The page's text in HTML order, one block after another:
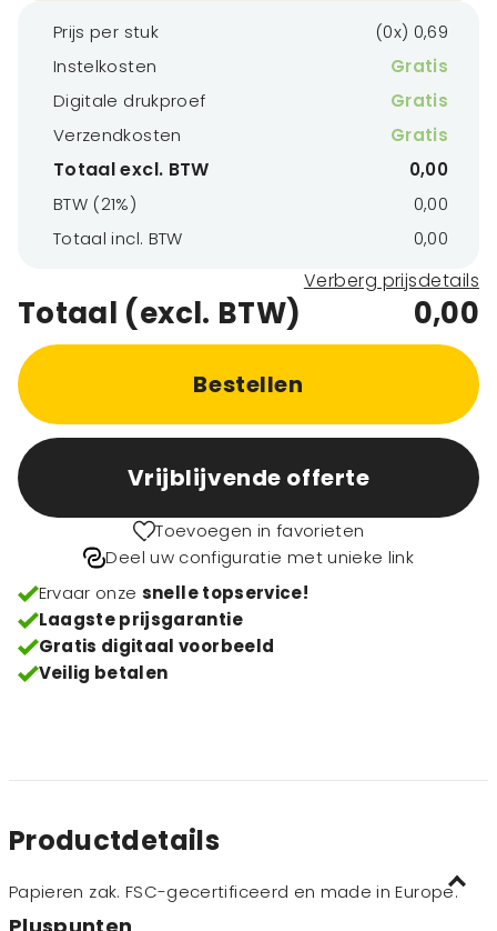
Prijs per stuk
(0x) 0,69
Instelkosten
Gratis
Digitale drukproef
Gratis
Verzendkosten
Gratis
Totaal excl. BTW
0,00
BTW (21%)
0,00
Totaal incl. BTW
0,00
Verberg prijsdetails
Totaal (excl. BTW) 0,00
Bestellen
Vrijblijvende offerte
Toevoegen in favorieten
Deel uw configuratie met unieke link
Ervaar onze snelle topservice!
Laagste prijsgarantie
Gratis digitaal voorbeeld
Veilig betalen
Productdetails
Papieren zak. FSC-gecertificeerd en made in Europe.